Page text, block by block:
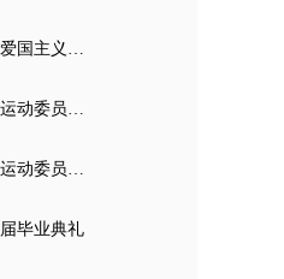
北京市基督教朝阳堂爱国主义教育学习访问团一行来访
中国基督教三自爱国运动委员会2026年度公开招聘工作人员面试公告
中国基督教三自爱国运动委员会2026年度公开招聘应届高校毕业生面试公告
毕业典礼